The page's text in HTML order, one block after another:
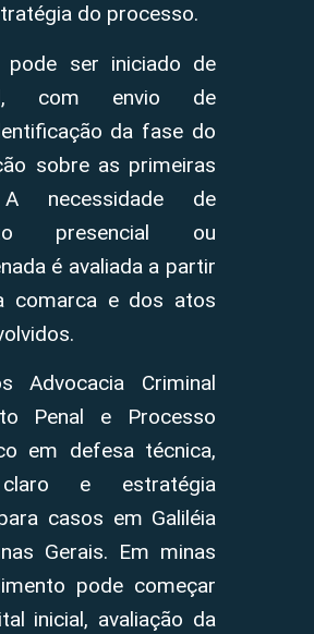
do processo.
pode ser iniciado de
com envio de
da fase do
sobre as primeiras
A necessidade de
presencial ou
é avaliada a partir
comarca e dos atos
Advocacia Criminal
Penal e Processo
em defesa técnica,
claro e estratégia
casos em Galiléia
Gerais. Em minas
pode começar
inicial, avaliação da